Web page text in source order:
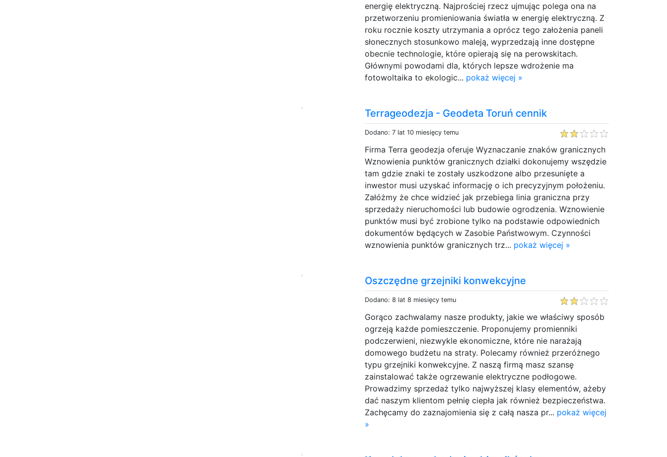
energię elektryczną. Najprościej rzecz ujmując polega ona na
przetworzeniu promieniowania światła w energię elektryczną. Z
roku rocznie koszty utrzymania a oprócz tego założenia paneli
słonecznych stosunkowo maleją, wyprzedzają inne dostępne
obecnie technologie, które opierają się na perowskitach.
Głównymi powodami dla, których lepsze wdrożenie ma
fotowoltaika to ekologic... pokaż więcej »
Terrageodezja - Geodeta Toruń cennik
Dodano: 7 lat 10 miesięcy temu
Firma Terra geodezja oferuje Wyznaczanie znaków granicznych
Wznowienia punktów granicznych działki dokonujemy wszędzie
tam gdzie znaki te zostały uszkodzone albo przesunięte a
inwestor musi uzyskać informację o ich precyzyjnym położeniu.
Załóżmy że chce widzieć jak przebiega linia graniczna przy
sprzedaży nieruchomości lub budowie ogrodzenia. Wznowienie
punktów musi być zrobione tylko na podstawie odpowiednich
dokumentów będących w Zasobie Państwowym. Czynności
wznowienia punktów granicznych trz... pokaż więcej »
Oszczędne grzejniki konwekcyjne
Dodano: 8 lat 8 miesięcy temu
Gorąco zachwalamy nasze produkty, jakie we właściwy sposób
ogrzeją każde pomieszczenie. Proponujemy promienniki
podczerwieni, niezwykle ekonomiczne, które nie narażają
domowego budżetu na straty. Polecamy również przeróżnego
typu grzejniki konwekcyjne. Z naszą firmą masz szansę
zainstalować także ogrzewanie elektryczne podłogowe.
Prowadzimy sprzedaż tylko najwyższej klasy elementów, ażeby
dać naszym klientom pełnię ciepła jak również bezpieczeństwa.
Zachęcamy do zaznajomienia się z całą nasza pr... pokaż więcej
»